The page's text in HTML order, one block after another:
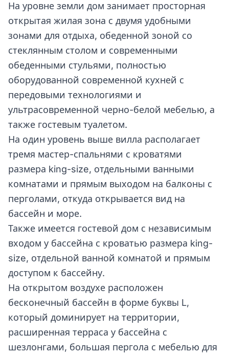
На уровне земли дом занимает просторная
открытая жилая зона с двумя удобными
зонами для отдыха, обеденной зоной со
стеклянным столом и современными
обеденными стульями, полностью
оборудованной современной кухней с
передовыми технологиями и
ультрасовременной черно-белой мебелью, а
также гостевым туалетом.
На один уровень выше вилла располагает
тремя мастер-спальнями с кроватями
размера king-size, отдельными ванными
комнатами и прямым выходом на балконы с
перголами, откуда открывается вид на
бассейн и море.
Также имеется гостевой дом с независимым
входом у бассейна с кроватью размера king-
size, отдельной ванной комнатой и прямым
доступом к бассейну.
На открытом воздухе расположен
бесконечный бассейн в форме буквы L,
который доминирует на территории,
расширенная терраса у бассейна с
шезлонгами, большая пергола с мебелью для